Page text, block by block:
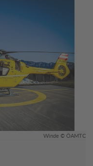
Winde © ÖAMTC